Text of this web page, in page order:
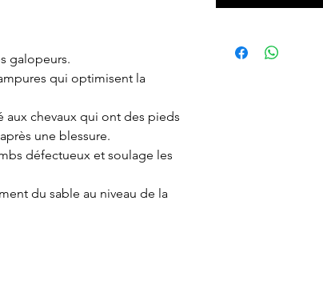
galopeurs.
qui optimisent la
aux chevaux qui ont des pieds
une blessure.
défectueux et soulage les
du sable au niveau de la